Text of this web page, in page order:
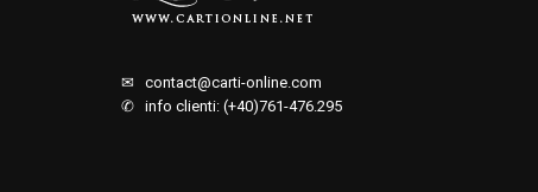
✉ contact@carti-online.com
✆ info clienti: (+40)761-476.295